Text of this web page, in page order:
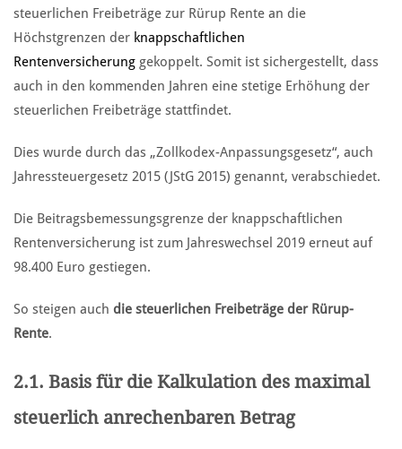
steuerlichen Freibeträge zur Rürup Rente an die
Höchstgrenzen der knappschaftlichen
Rentenversicherung gekoppelt. Somit ist sichergestellt, dass
auch in den kommenden Jahren eine stetige Erhöhung der
steuerlichen Freibeträge stattfindet.
Dies wurde durch das „Zollkodex-Anpassungsgesetz“, auch
Jahressteuergesetz 2015 (JStG 2015) genannt, verabschiedet.
Die Beitragsbemessungsgrenze der knappschaftlichen
Rentenversicherung ist zum Jahreswechsel 2019 erneut auf
98.400 Euro gestiegen.
So steigen auch die steuerlichen Freibeträge der Rürup-
Rente.
2.1. Basis für die Kalkulation des maximal
steuerlich anrechenbaren Betrag